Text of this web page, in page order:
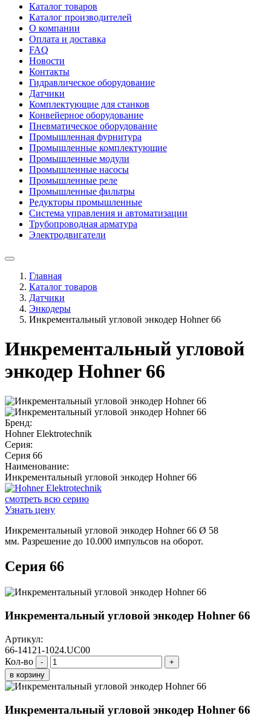
Каталог товаров
Каталог производителей
О компании
Оплата и доставка
FAQ
Новости
Контакты
Гидравлическое оборудование
Датчики
Комплектующие для станков
Конвейерное оборудование
Пневматическое оборудование
Промышленная фурнитура
Промышленные комплектующие
Промышленные модули
Промышленные насосы
Промышленные реле
Промышленные фильтры
Редукторы промышленные
Система управления и автоматизации
Трубопроводная арматура
Электродвигатели
Главная
Каталог товаров
Датчики
Энкодеры
Инкрементальный угловой энкодер Hohner 66
Инкрементальный угловой
энкодер Hohner 66
Бренд:
Hohner Elektrotechnik
Серия:
Серия 66
Наименование:
Инкрементальный угловой энкодер Hohner 66
смотреть всю серию
Узнать цену
Инкрементальный угловой энкодер Hohner 66 Ø 58
мм. Разрешение до 10.000 импульсов на оборот.
Серия 66
Инкрементальный угловой энкодер Hohner 66
Артикул:
66-14121-1024.UC00
Кол-во
-
+
в корзину
Инкрементальный угловой энкодер Hohner 66